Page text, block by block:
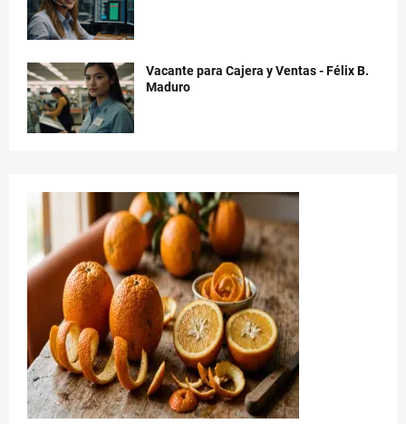
Vacante para Cajera y Ventas - Félix B.
Maduro